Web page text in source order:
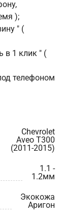
);
" (
в 1 клик " (
телефоном
Chevrolet
Aveo T300
(2011-2015)
1.1 -
1.2мм
Экокожа
Аригон